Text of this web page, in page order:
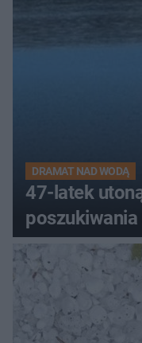
DRAMAT NAD WODĄ
47-latek